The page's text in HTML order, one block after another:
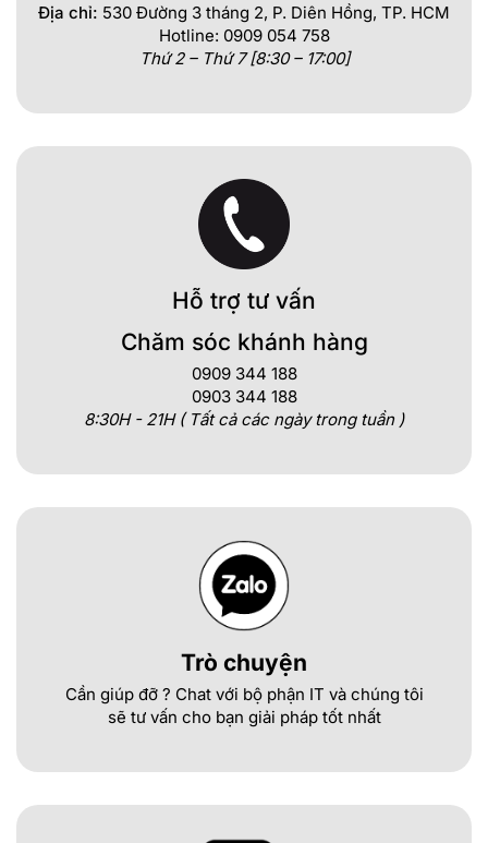
Địa chỉ: 530 Đường 3 tháng 2, P. Diên Hồng, TP. HCM
Hotline: 0909 054 758
Thứ 2 – Thứ 7 [8:30 – 17:00]
Hỗ trợ tư vấn
Chăm sóc khánh hàng
0909 344 188
0903 344 188
8:30H - 21H ( Tất cả các ngày trong tuần )
Trò chuyện
Cần giúp đỡ ? Chat với bộ phận IT và chúng tôi
sẽ tư vấn cho bạn giải pháp tốt nhất